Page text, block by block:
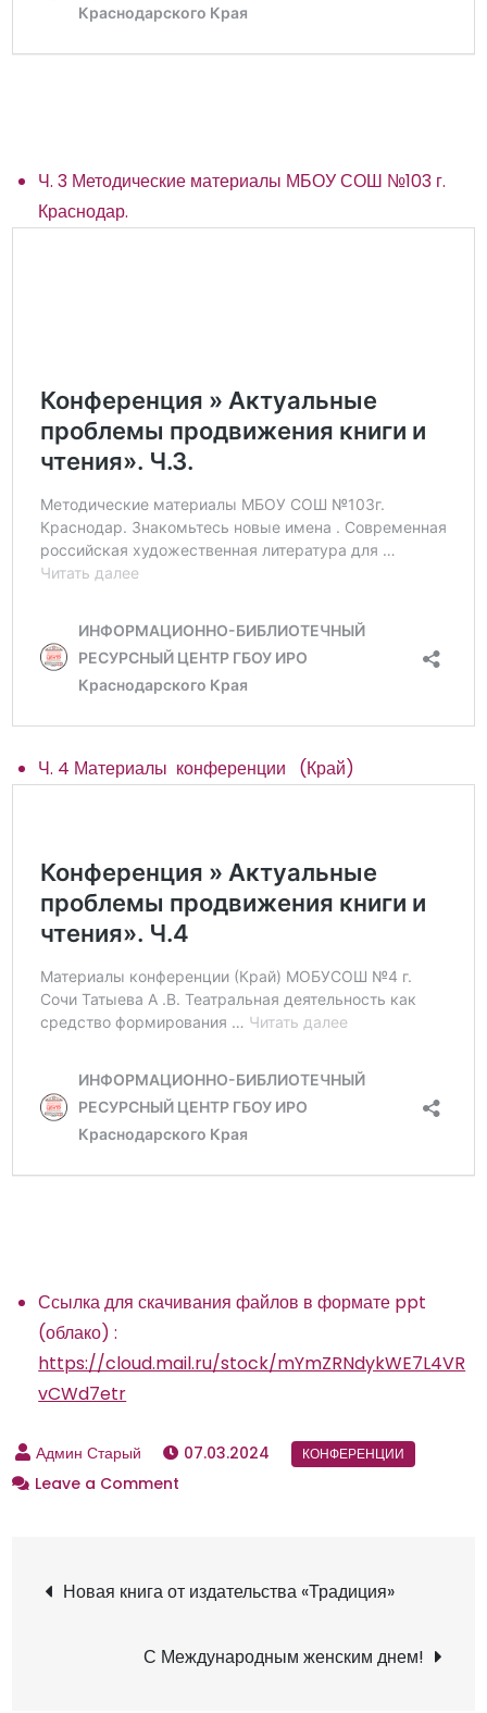
Ч. 3 Методические материалы МБОУ СОШ №103 г.
Краснодар.
Ч. 4 Материалы конференции (Край)
Ссылка для скачивания файлов в формате ppt
(облако) :
https://cloud.mail.ru/stock/mYmZRNdykWE7L4VR
vCWd7etr
07.03.2024
Leave a Comment
е
ННовая книга от издательства «Традиция»
С Международным женским днем!